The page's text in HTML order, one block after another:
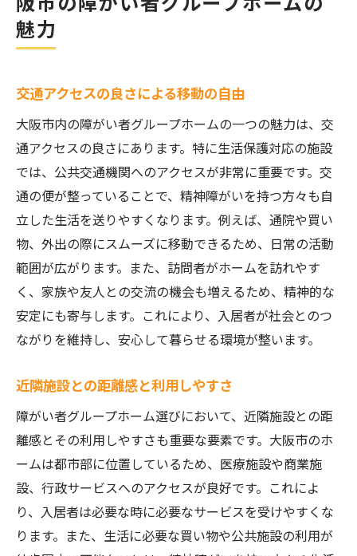
魅力
交通アクセスの良さによる移動の自由
大阪市内の障がい者グループホームの一つの魅力は、交
通アクセスの良さにあります。特に生活保護対応の施設
では、公共交通機関へのアクセスが非常に重要です。交
通の便が整っていることで、精神障がいを持つ方々も自
立した生活を送りやすくなります。例えば、通院や買い
物、外出の際にスムーズに移動できるため、日常の活動
範囲が広がります。また、訪問者がホームを訪れやす
く、家族や友人との交流の機会も増えるため、精神的な
安定にも寄与します。これにより、入居者が社会とのつ
ながりを維持し、安心して暮らせる環境が整います。
近隣施設との距離感と利用しやすさ
障がい者グループホーム選びにおいて、近隣施設との距
離感とその利用しやすさも重要な要素です。大阪市のホ
ームは都市部に位置しているため、医療施設や商業施
設、行政サービスへのアクセスが良好です。これによ
り、入居者は必要な時に必要なサービスを受けやすくな
ります。また、生活に必要な買い物や公共施設の利用が